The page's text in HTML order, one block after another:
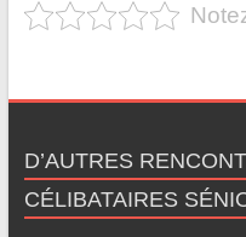
D’AUTRES
CÉLIBATAIRES